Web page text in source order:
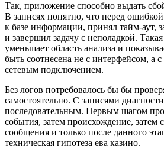
Так, приложение способно выдать
В записях понятно, что перед
к базе информации, принял тайм-аут,
и завершил задачу с неполадкой.
уменьшает область анализа и
быть соотнесена не с интерфейсом, а
сетевым подключением.
Без логов потребовалось бы бы
самостоятельно. С записями
последовательным. Первым шагом
события, затем происхождение, затем
сообщения и только после данного
техническая гипотеза ева казино.